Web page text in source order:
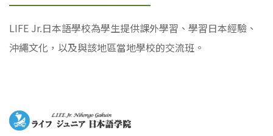
LIFE Jr.日本語學校為學生提供課外學習、學習日本經驗、
沖繩文化，以及與該地區當地學校的交流班。